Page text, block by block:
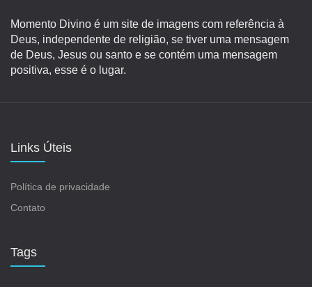
Momento Divino é um site de imagens com referência à
Deus, independente de religião, se tiver uma mensagem
de Deus, Jesus ou santo e se contém uma mensagem
positiva, esse é o lugar.
Links Úteis
Política de privacidade
Contato
Tags